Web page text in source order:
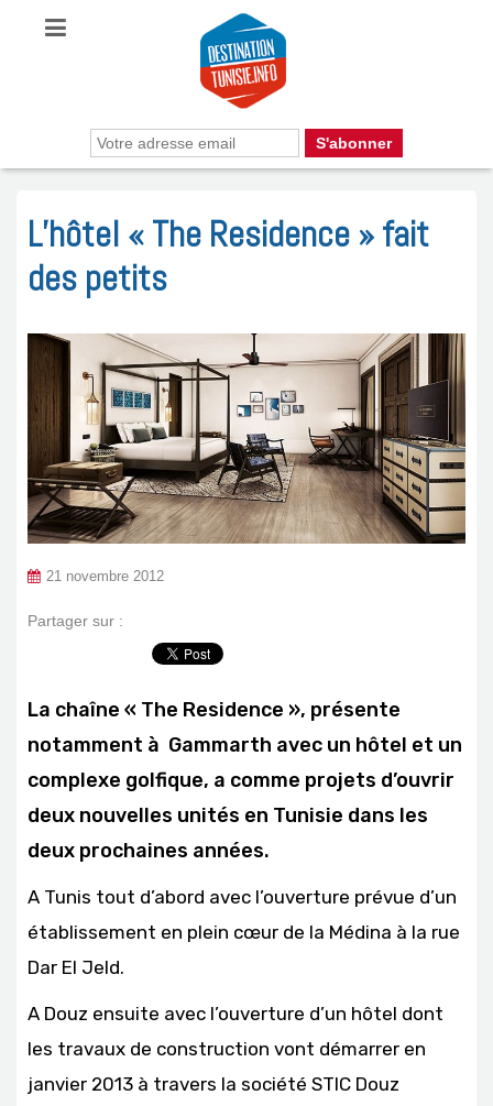
L’hôtel « The Residence » fait
des petits
21 novembre 2012
Partager sur :
La chaîne « The Residence », présente
notamment à Gammarth avec un hôtel et un
complexe golfique, a comme projets d’ouvrir
deux nouvelles unités en Tunisie dans les
deux prochaines années.
A Tunis tout d’abord avec l’ouverture prévue d’un
établissement en plein cœur de la Médina à la rue
Dar El Jeld.
A Douz ensuite avec l’ouverture d’un hôtel dont
les travaux de construction vont démarrer en
janvier 2013 à travers la société STIC Douz